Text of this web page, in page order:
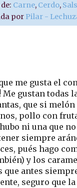
Carne, Cerdo,
por Pilar -
que me gusta el
Me gustan todas
que si
pollo con
ni una que
siempre
pués hago
y los
que antes
seguro que